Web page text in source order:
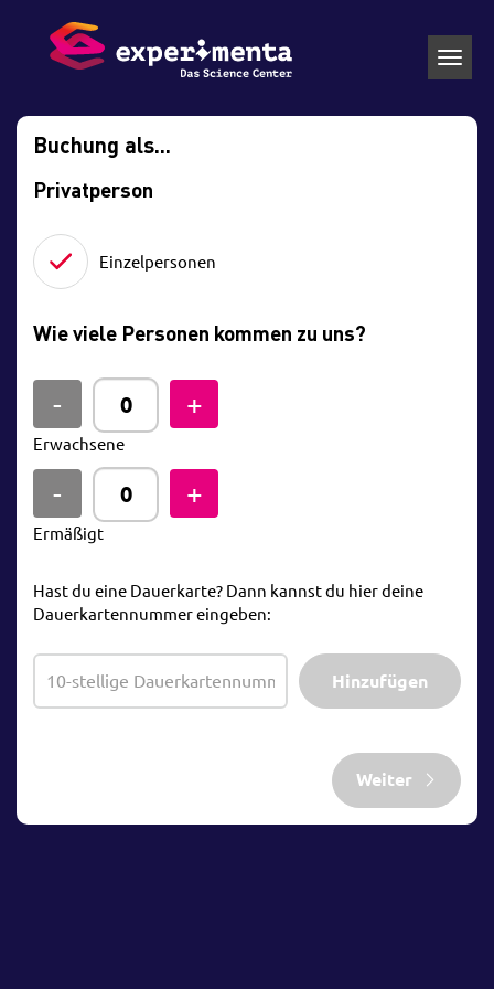
Buchung als...
Privatperson
Einzelpersonen
Wie viele Personen kommen zu uns?
Erwachsene
Ermäßigt
Hast du eine Dauerkarte? Dann kannst du hier deine
Dauerkartennummer eingeben:
Hinzufügen
Weiter